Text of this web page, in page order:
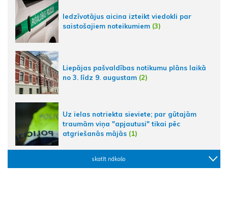
Iedzīvotājus aicina izteikt viedokli par
saistošajiem noteikumiem (3)
Liepājas pašvaldības notikumu plāns laikā
no 3. līdz 9. augustam (2)
Uz ielas notriekta sieviete; par gūtajām
traumām viņa "apjautusi" tikai pēc
atgriešanās mājās (1)
skatīt nākošo